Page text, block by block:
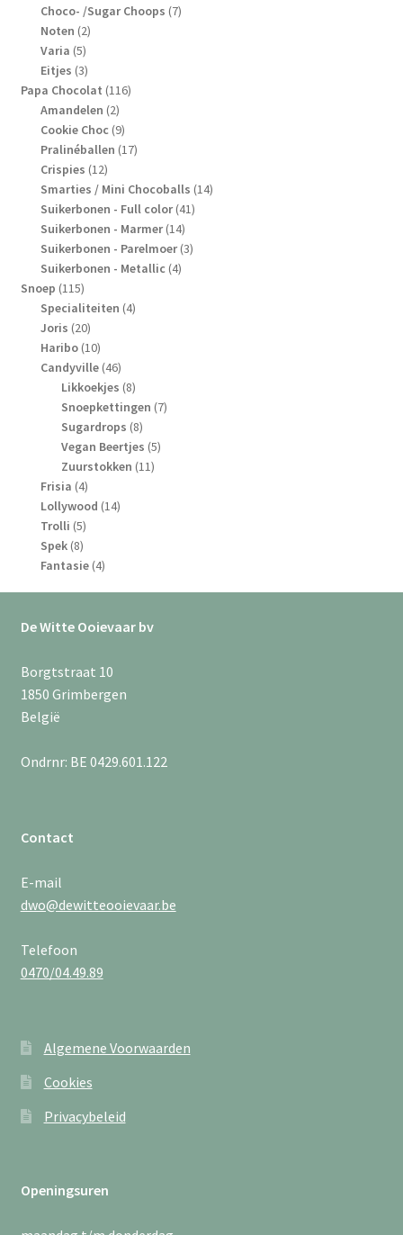
producten
Choco- /Sugar Choops 77
Noten 22
Varia 55
producten
Eitjes 33
producten
Papa Chocolat 116116
Amandelen 22
producten
Cookie Choc 99
producten
Pralinéballen 1717
Crispies 1212
producten
Smarties / Mini Chocoballs 1414
Suikerbonen - Full color 4141
Suikerbonen - Marmer 1414
producten
Suikerbonen - Parelmoer 33
Suikerbonen - Metallic 44
Snoep 115115
producten
Specialiteiten 44
Joris 2020
producten
Haribo 1010
producten
Candyville 4646
producten
Likkoekjes 88
producten
Snoepkettingen 77
Sugardrops 88
producten
Vegan Beertjes 55
Zuurstokken 1111
Frisia 44
producten
Lollywood 1414
Trolli 55
producten
Spek 88
producten
Fantasie 44
De Witte Ooievaar bv
Borgtstraat 10
1850 Grimbergen
België
Ondrnr: BE 0429.601.122
Contact
E-mail
dwo@dewitteooievaar.be
Telefoon
0470/04.49.89
Algemene Voorwaarden
Cookies
Privacybeleid
Openingsuren